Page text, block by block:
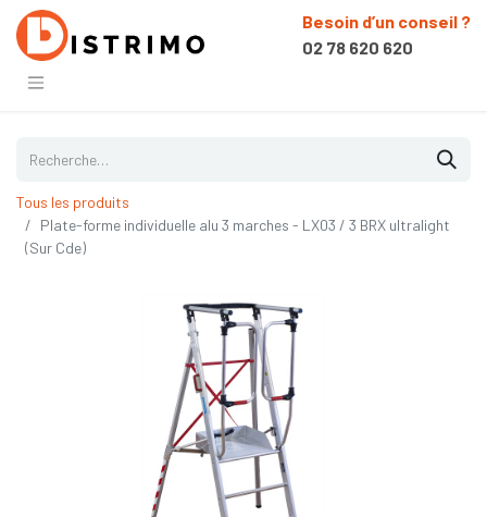
Besoin d’un conseil ?
02 78 620 620
Tous les produits
Plate-forme individuelle alu 3 marches - LX03 / 3 BRX ultralight
(Sur Cde)